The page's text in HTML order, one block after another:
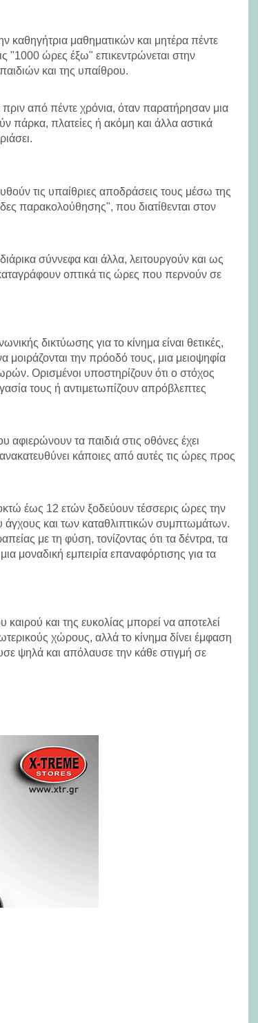
καθηγήτρια μαθηματικών και μητέρα πέντε
"1000 ώρες έξω" επικεντρώνεται στην
και της υπαίθρου.
από πέντε χρόνια, όταν παρατήρησαν μια
πάρκα, πλατείες ή ακόμη και άλλα αστικά
τις υπαίθριες αποδράσεις τους μέσω της
παρακολούθησης", που διατίθενται στον
σύννεφα και άλλα, λειτουργούν και ως
οπτικά τις ώρες που περνούν σε
δικτύωσης για το κίνημα είναι θετικές,
την πρόοδό τους, μια μειοψηφία
Ορισμένοι υποστηρίζουν ότι ο στόχος
τους ή αντιμετωπίζουν απρόβλεπτες
τα παιδιά στις οθόνες έχει
κάποιες από αυτές τις ώρες προς
έως 12 ετών ξοδεύουν τέσσερις ώρες την
άγχους και των καταθλιπτικών συμπτωμάτων.
με τη φύση, τονίζοντας ότι τα δέντρα, τα
μοναδική εμπειρία επαναφόρτισης για τα
και της ευκολίας μπορεί να αποτελεί
χώρους, αλλά το κίνημα δίνει έμφαση
ψηλά και απόλαυσε την κάθε στιγμή σε